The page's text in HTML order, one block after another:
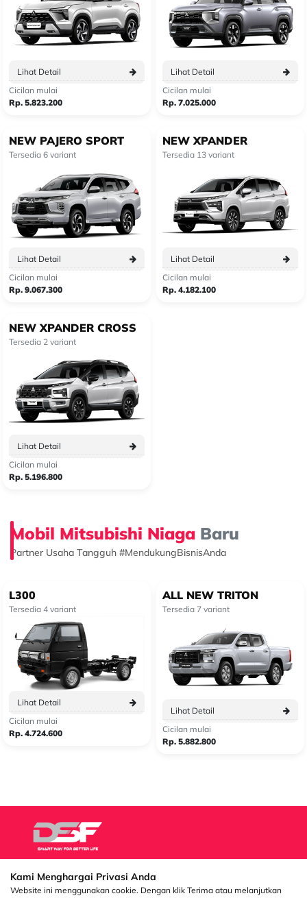
Lihat Detail
Cicilan mulai
Rp. 5.823.200
Lihat Detail
Cicilan mulai
Rp. 7.025.000
NEW PAJERO SPORT
Tersedia 6 variant
Lihat Detail
Cicilan mulai
Rp. 9.067.300
NEW XPANDER
Tersedia 13 variant
Lihat Detail
Cicilan mulai
Rp. 4.182.100
NEW XPANDER CROSS
Tersedia 2 variant
Lihat Detail
Cicilan mulai
Rp. 5.196.800
Mobil Mitsubishi Niaga Baru
Partner Usaha Tangguh #MendukungBisnisAnda
L300
Tersedia 4 variant
Lihat Detail
Cicilan mulai
Rp. 4.724.600
ALL NEW TRITON
Tersedia 7 variant
Lihat Detail
Cicilan mulai
Rp. 5.882.800
Kami Menghargai Privasi Anda
Website ini menggunakan cookie. Dengan klik Terima atau melanjutkan
Sentral Senayan 2,
3rd Floor Jl. Asia